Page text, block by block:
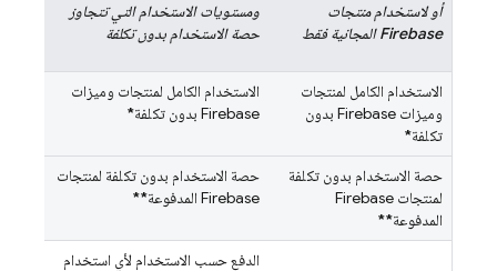
أو لاستخدام منتجات
Firebase المجانية فقط
ومستويات الاستخدام التي تتجاوز
حصة الاستخدام بدون تكلفة
الاستخدام الكامل لمنتجات
وميزات Firebase بدون
تكلفة*
الاستخدام الكامل لمنتجات وميزات
Firebase بدون تكلفة
*
حصة الاستخدام بدون تكلفة
لمنتجات Firebase
المدفوعة**
حصة الاستخدام بدون تكلفة لمنتجات
Firebase المدفوعة
**
الدفع حسب الاستخدام لأي استخدام